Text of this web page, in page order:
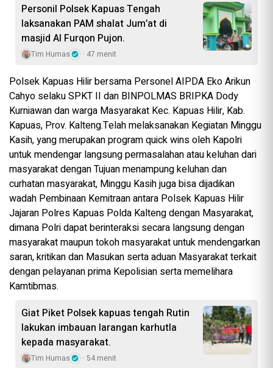
Personil Polsek Kapuas Tengah
laksanakan PAM shalat Jum’at di
masjid Al Furqon Pujon.
Tim Humas 47 menit
Polsek Kapuas Hilir bersama Personel AIPDA Eko Arikun
Cahyo selaku SPKT II dan BINPOLMAS BRIPKA Dody
Kurniawan dan warga Masyarakat Kec. Kapuas Hilir, Kab.
Kapuas, Prov. Kalteng.Telah melaksanakan Kegiatan Minggu
Kasih, yang merupakan program quick wins oleh Kapolri
untuk mendengar langsung permasalahan atau keluhan dari
masyarakat dengan Tujuan menampung keluhan dan
curhatan masyarakat, Minggu Kasih juga bisa dijadikan
wadah Pembinaan Kemitraan antara Polsek Kapuas Hilir
Jajaran Polres Kapuas Polda Kalteng dengan Masyarakat,
dimana Polri dapat berinteraksi secara langsung dengan
masyarakat maupun tokoh masyarakat untuk mendengarkan
saran, kritikan dan Masukan serta aduan Masyarakat terkait
dengan pelayanan prima Kepolisian serta memelihara
Kamtibmas.
Giat Piket Polsek kapuas tengah Rutin
lakukan imbauan larangan karhutla
kepada masyarakat.
Tim Humas 54 menit